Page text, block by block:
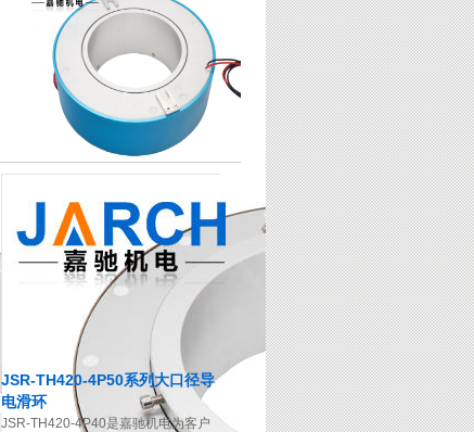
JSR-TH420-4P50系列大口径导
电滑环
JSR-TH420-4P40是嘉驰机电为客户